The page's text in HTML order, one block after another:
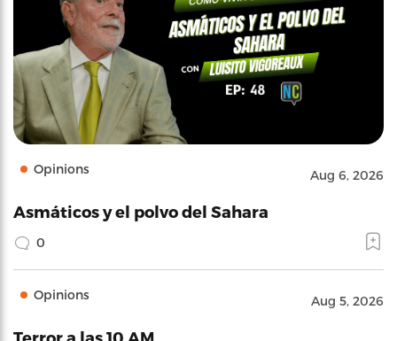
Opinions Aug 6, 2026
Asmáticos y el polvo del Sahara
0
Opinions Aug 5, 2026
Terror a las 10 AM